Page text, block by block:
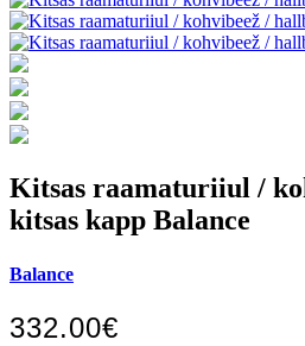
Kitsas raamaturiiul /
kitsas kapp Balance
Balance
332.00€